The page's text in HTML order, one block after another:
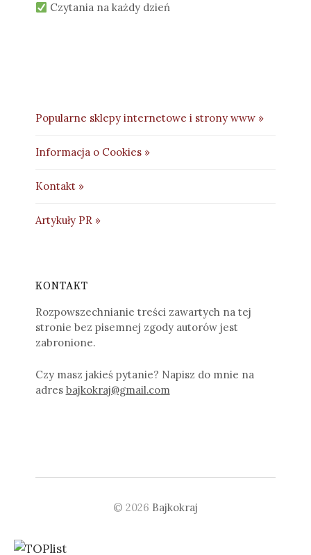
Czytania na każdy dzień
Popularne sklepy internetowe i strony www »
Informacja o Cookies »
Kontakt »
Artykuły PR »
KONTAKT
Rozpowszechnianie treści zawartych na tej
stronie bez pisemnej zgody autorów jest
zabronione.
Czy masz jakieś pytanie? Napisz do mnie na
adres bajkokraj@gmail.com
© 2026 Bajkokraj